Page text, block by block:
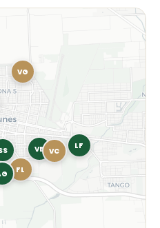
VB LF
VC
VG
FL